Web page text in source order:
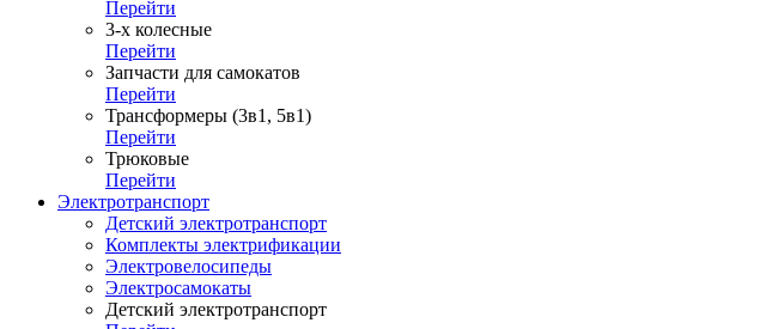
Перейти
3-х колесные
Перейти
Запчасти для самокатов
Перейти
Трансформеры (3в1, 5в1)
Перейти
Трюковые
Перейти
Электротранспорт
Детский электротранспорт
Комплекты электрификации
Электровелосипеды
Электросамокаты
Детский электротранспорт